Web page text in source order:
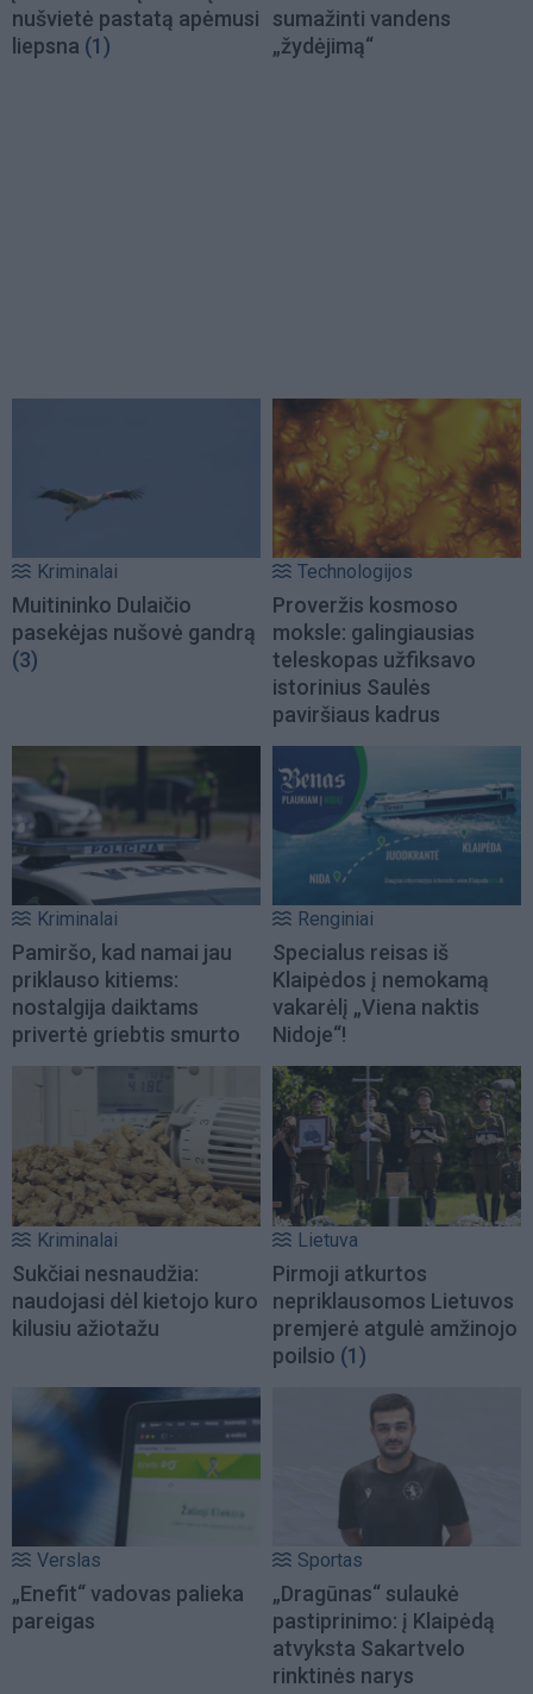
nušvietė pastatą apėmusi
liepsna (1)
sumažinti vandens
„žydėjimą“
Kriminalai
Muitininko Dulaičio
pasekėjas nušovė gandrą
(3)
Technologijos
Proveržis kosmoso
moksle: galingiausias
teleskopas užfiksavo
istorinius Saulės
paviršiaus kadrus
Kriminalai
Pamiršo, kad namai jau
priklauso kitiems:
nostalgija daiktams
privertė griebtis smurto
Renginiai
Specialus reisas iš
Klaipėdos į nemokamą
vakarėlį „Viena naktis
Nidoje“!
Kriminalai
Sukčiai nesnaudžia:
naudojasi dėl kietojo kuro
kilusiu ažiotažu
Lietuva
Pirmoji atkurtos
nepriklausomos Lietuvos
premjerė atgulė amžinojo
poilsio (1)
Verslas
„Enefit“ vadovas palieka
pareigas
Sportas
„Dragūnas“ sulaukė
pastiprinimo: į Klaipėdą
atvyksta Sakartvelo
rinktinės narys